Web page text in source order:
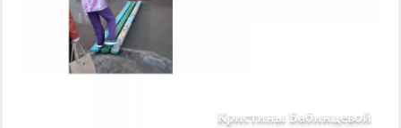
Кристины Бабинцевой